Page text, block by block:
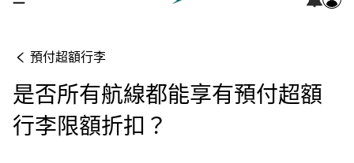
預付超額行李
是否所有航線都能享有預付超額
行李限額折扣？